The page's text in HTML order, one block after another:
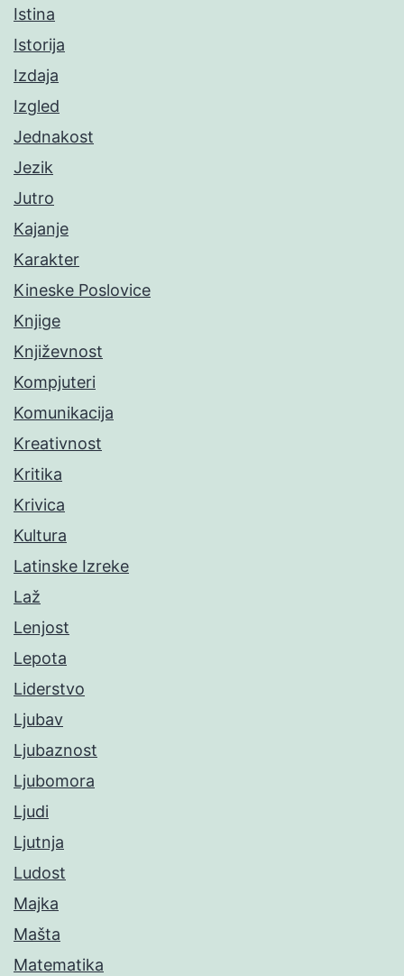
Istina
Istorija
Izdaja
Izgled
Jednakost
Jezik
Jutro
Kajanje
Karakter
Kineske Poslovice
Knjige
Književnost
Kompjuteri
Komunikacija
Kreativnost
Kritika
Krivica
Kultura
Latinske Izreke
Laž
Lenjost
Lepota
Liderstvo
Ljubav
Ljubaznost
Ljubomora
Ljudi
Ljutnja
Ludost
Majka
Mašta
Matematika